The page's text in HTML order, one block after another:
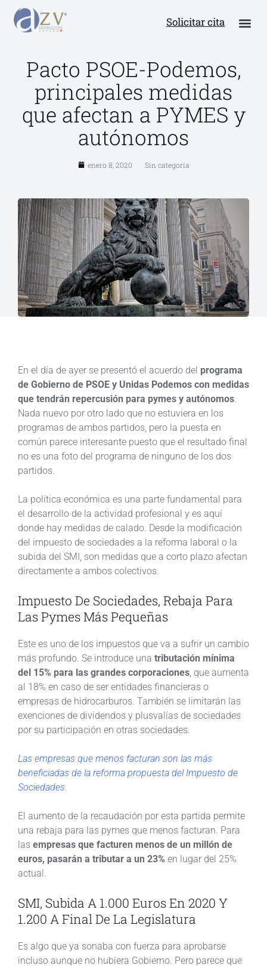
Solicitar cita
Pacto PSOE-Podemos,
principales medidas
que afectan a PYMES y
autónomos
enero 8, 2020 Sin categoría
En el día de ayer se presentó el acuerdo del programa
de Gobierno de PSOE y Unidas Podemos con medidas
que tendrán repercusión para pymes y autónomos.
Nada nuevo por otro lado que no estuviera en los
programas de ambos partidos, pero la puesta en
común parece interesante puesto que el resultado final
no es una foto del programa de ninguno de los dos
partidos.
La política económica es una parte fundamental para
el desarrollo de la actividad profesional y es aquí
donde hay medidas de calado. Desde la modificación
del impuesto de sociedades a la reforma laboral o la
subida del SMI, son medidas que a corto plazo afectan
directamente a ambos colectivos.
Impuesto De Sociedades, Rebaja Para
Las Pymes Más Pequeñas
Este es uno de los impuestos que va a sufrir un cambio
más profundo. Se introduce una tributación mínima
del 15% para las grandes corporaciones , que aumenta
al 18% en caso de ser entidades financieras o
empresas de hidrocarburos. También se limitarán las
exenciones de dividendos y plusvalías de sociedades
por su participación en otras sociedades.
Las empresas que menos facturan son las más
beneficiadas de la reforma propuesta del Impuesto de
Sociedades
El aumento de la recaudación por esta partida permite
una rebaja para las pymes que menos facturan. Para
las empresas que facturen menos de un millón de
euros, pasarán a tributar a un 23% en lugar del 25%
actual.
SMI, Subida A 1.000 Euros En 2020 Y
1.200 A Final De La Legislatura
Es algo que ya sonaba con fuerza para aprobarse
incluso aunque no hubiera Gobierno. Pero parece que